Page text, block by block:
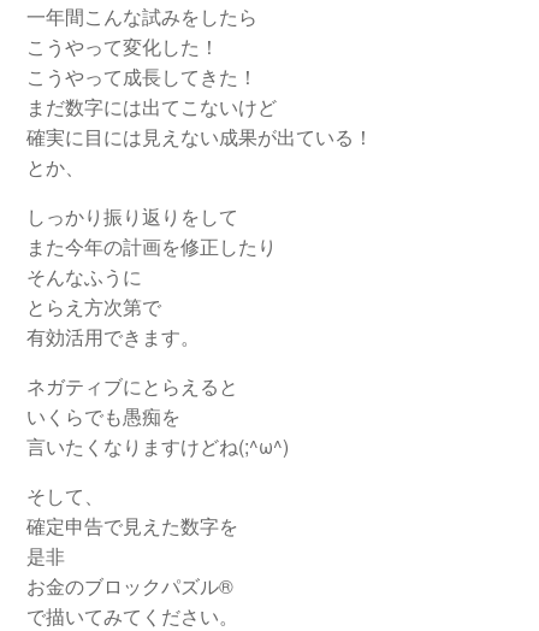
一年間こんな試みをしたら
こうやって変化した！
こうやって成長してきた！
まだ数字には出てこないけど
確実に目には見えない成果が出ている！
とか、
しっかり振り返りをして
また今年の計画を修正したり
そんなふうに
とらえ方次第で
有効活用できます。
ネガティブにとらえると
いくらでも愚痴を
言いたくなりますけどね(;^ω^)
そして、
確定申告で見えた数字を
是非
お金のブロックパズル®
で描いてみてください。